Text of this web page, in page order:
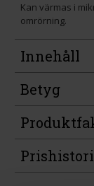
Kan värmas i
omrörning.
Innehåll
Betyg